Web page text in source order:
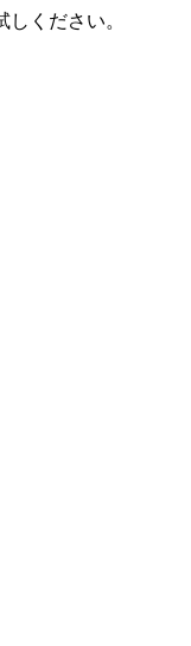
ください。